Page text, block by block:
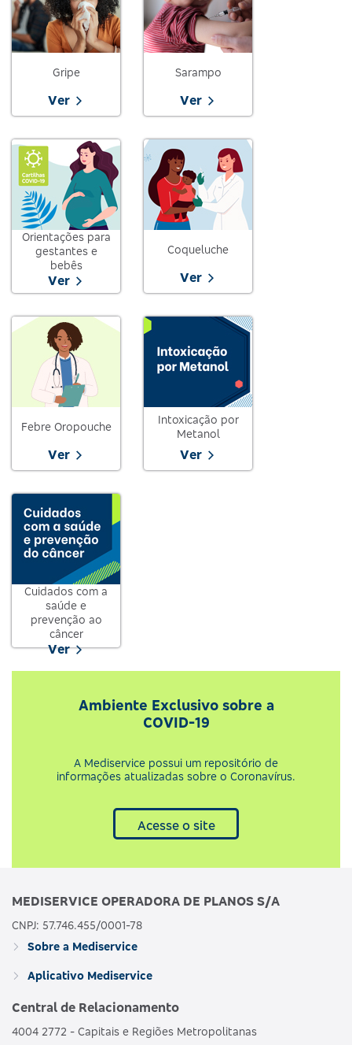
Gripe
Ver
Sarampo
Ver
Orientações para
gestantes e
bebês
Ver
Coqueluche
Ver
Febre Oropouche
Ver
Intoxicação por
Metanol
Ver
Cuidados com a
saúde e
prevenção ao
câncer
Ver
Ambiente Exclusivo sobre a
COVID-19
A Mediservice possui um repositório de
informações atualizadas sobre o Coronavírus.
Acesse o site
MEDISERVICE OPERADORA DE PLANOS S/A
CNPJ: 57.746.455/0001-78
Sobre a Mediservice
Aplicativo Mediservice
Central de Relacionamento
4004 2772 - Capitais e Regiões Metropolitanas